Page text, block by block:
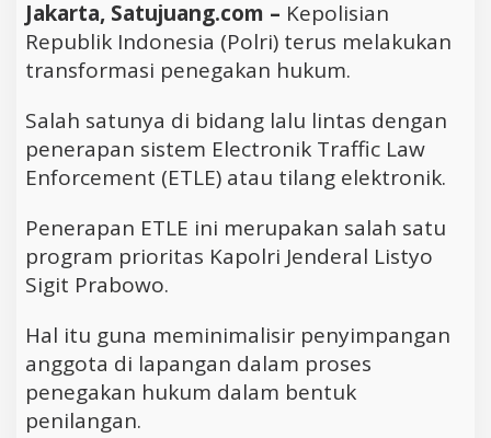
Jakarta, Satujuang.com – Kepolisian
Republik Indonesia (Polri) terus melakukan
transformasi penegakan hukum.
Salah satunya di bidang lalu lintas dengan
penerapan sistem Electronik Traffic Law
Enforcement (ETLE) atau tilang elektronik.
Penerapan ETLE ini merupakan salah satu
program prioritas Kapolri Jenderal Listyo
Sigit Prabowo.
Hal itu guna meminimalisir penyimpangan
anggota di lapangan dalam proses
penegakan hukum dalam bentuk
penilangan.